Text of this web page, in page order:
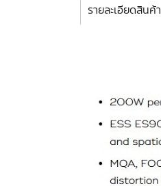
รายละเอียดสินค้า